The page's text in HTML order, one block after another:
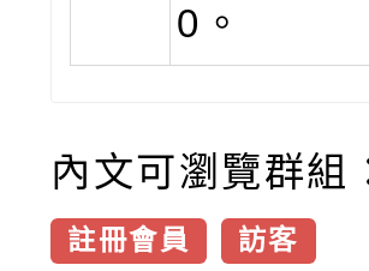
0。
內文可瀏覽群組
註冊會員 訪客